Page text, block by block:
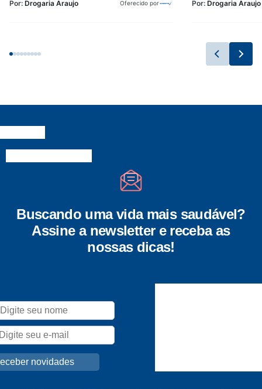
Por: Drogaria Araujo Oferecido por
Por: Drogaria Araujo
Buscando uma vida mais saudável?
Assine a newsletter e receba as
nossas dicas!